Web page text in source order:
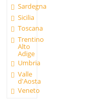
Sardegna
Sicilia
Toscana
Trentino
Alto
Adige
Umbria
Valle
d'Aosta
Veneto